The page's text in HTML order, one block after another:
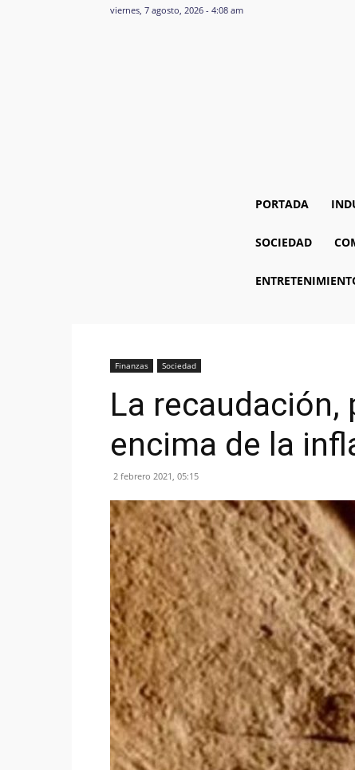
viernes, 7 agosto, 2026 - 4:08 am
PORTADA
SOCIEDAD
Finanzas Sociedad
La
encima de la
2 febrero 2021, 05:15